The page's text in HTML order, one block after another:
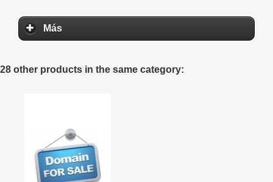
Más
28 other products in the same category: